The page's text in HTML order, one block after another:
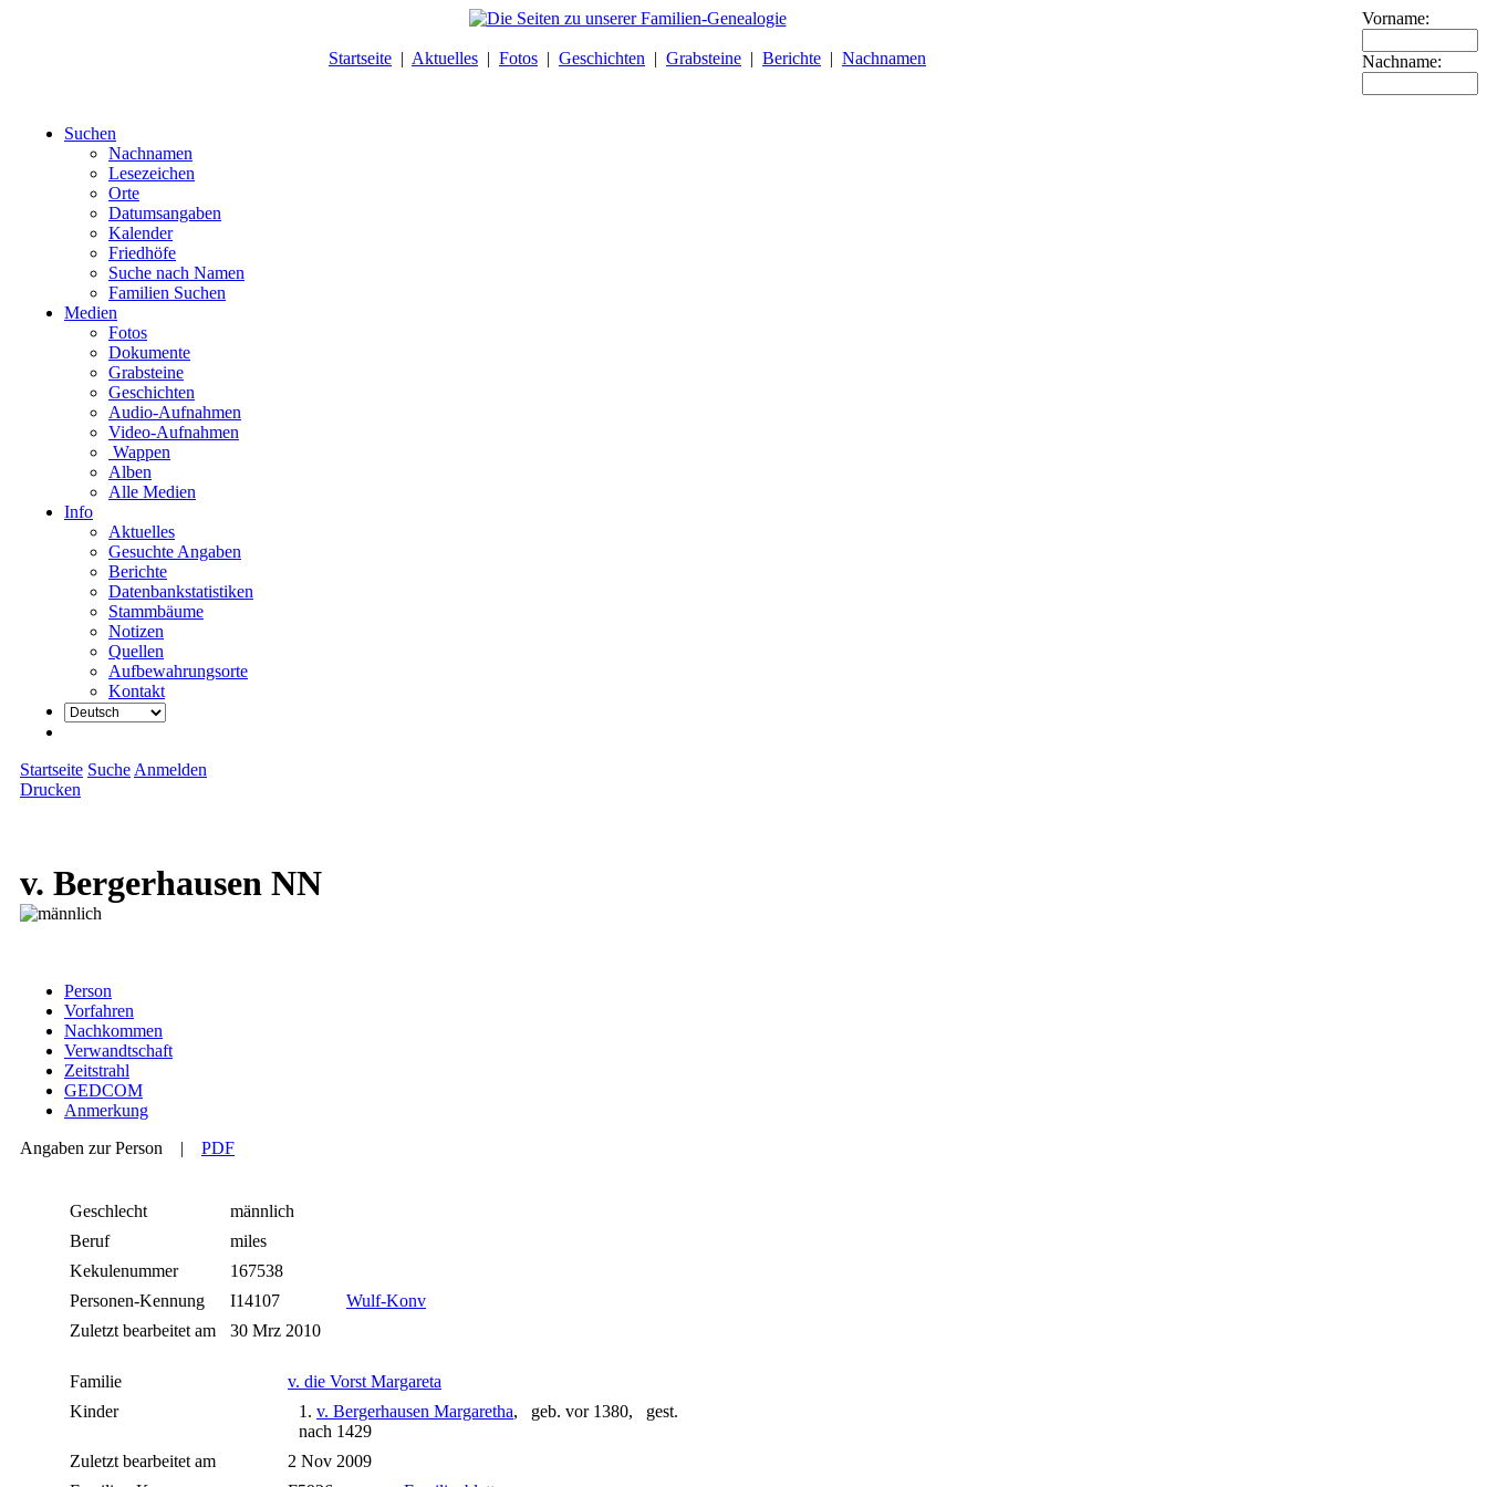
Startseite | Aktuelles | Fotos | Geschichten | Grabsteine | Berichte | Nachnamen
Vorname:
Nachname:
Suchen
Nachnamen
Lesezeichen
Orte
Datumsangaben
Kalender
Friedhöfe
Suche nach Namen
Familien Suchen
Medien
Fotos
Dokumente
Grabsteine
Geschichten
Audio-Aufnahmen
Video-Aufnahmen
Wappen
Alben
Alle Medien
Info
Aktuelles
Gesuchte Angaben
Berichte
Datenbankstatistiken
Stammbäume
Notizen
Quellen
Aufbewahrungsorte
Kontakt
Startseite Suche Anmelden
Drucken
v. Bergerhausen NN
Person
Vorfahren
Nachkommen
Verwandtschaft
Zeitstrahl
GEDCOM
Anmerkung
Angaben zur Person | PDF
Geschlecht
männlich
Beruf
miles
Kekulenummer
167538
Personen-Kennung
I14107
Wulf-Konv
Zuletzt bearbeitet am
30 Mrz 2010
Familie
v. die Vorst Margareta
Kinder
1. v. Bergerhausen Margaretha, geb. vor 1380, gest.
nach 1429
Zuletzt bearbeitet am
2 Nov 2009